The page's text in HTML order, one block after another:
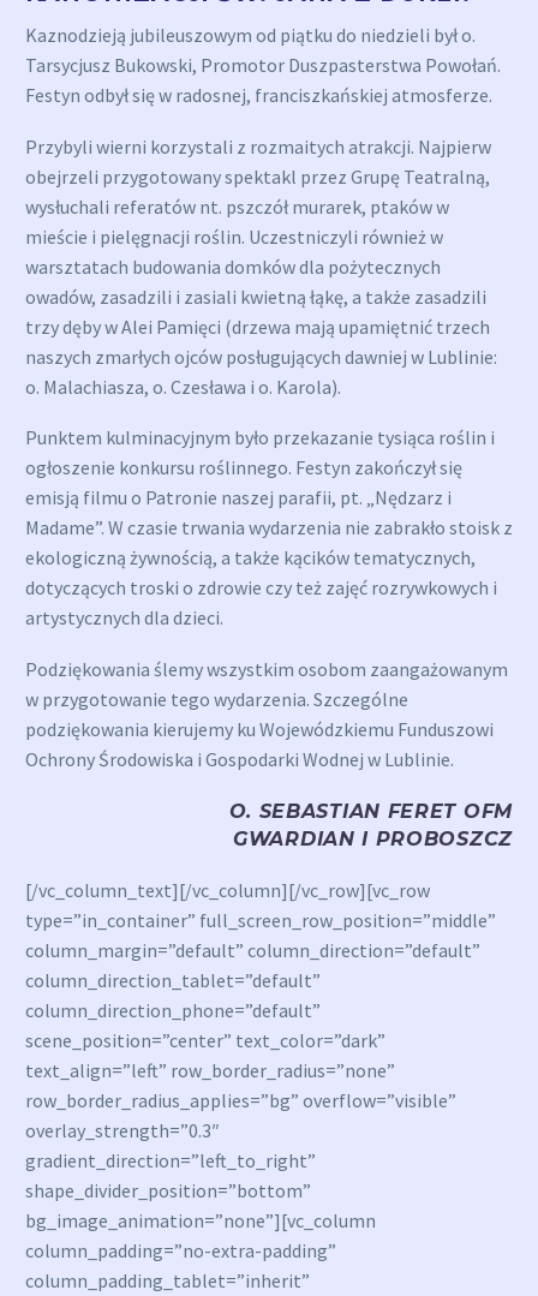
Kaznodzieją jubileuszowym od piątku do niedzieli był o.
Tarsycjusz Bukowski, Promotor Duszpasterstwa Powołań.
Festyn odbył się w radosnej, franciszkańskiej atmosferze.
Przybyli wierni korzystali z rozmaitych atrakcji. Najpierw
obejrzeli przygotowany spektakl przez Grupę Teatralną,
wysłuchali referatów nt. pszczół murarek, ptaków w
mieście i pielęgnacji roślin. Uczestniczyli również w
warsztatach budowania domków dla pożytecznych
owadów, zasadzili i zasiali kwietną łąkę, a także zasadzili
trzy dęby w Alei Pamięci (drzewa mają upamiętnić trzech
naszych zmarłych ojców posługujących dawniej w Lublinie:
o. Malachiasza, o. Czesława i o. Karola).
Punktem kulminacyjnym było przekazanie tysiąca roślin i
ogłoszenie konkursu roślinnego. Festyn zakończył się
emisją filmu o Patronie naszej parafii, pt. „Nędzarz i
Madame”. W czasie trwania wydarzenia nie zabrakło stoisk z
ekologiczną żywnością, a także kącików tematycznych,
dotyczących troski o zdrowie czy też zajęć rozrywkowych i
artystycznych dla dzieci.
Podziękowania ślemy wszystkim osobom zaangażowanym
w przygotowanie tego wydarzenia. Szczególne
podziękowania kierujemy ku Wojewódzkiemu Funduszowi
Ochrony Środowiska i Gospodarki Wodnej w Lublinie.
O. SEBASTIAN FERET OFM
GWARDIAN I PROBOSZCZ
[/vc_column_text][/vc_column][/vc_row][vc_row
type=”in_container” full_screen_row_position=”middle”
column_margin=”default” column_direction=”default”
column_direction_tablet=”default”
column_direction_phone=”default”
scene_position=”center” text_color=”dark”
text_align=”left” row_border_radius=”none”
row_border_radius_applies=”bg” overflow=”visible”
overlay_strength=”0.3″
gradient_direction=”left_to_right”
shape_divider_position=”bottom”
bg_image_animation=”none”][vc_column
column_padding=”no-extra-padding”
column_padding_tablet=”inherit”